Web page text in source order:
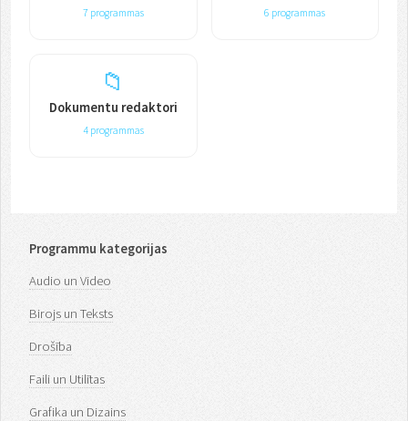
7 programmas 6 programmas
📁
Dokumentu redaktori
4 programmas
Programmu kategorijas
Audio un Video
Birojs un Teksts
Drošība
Faili un Utilītas
Grafika un Dizains